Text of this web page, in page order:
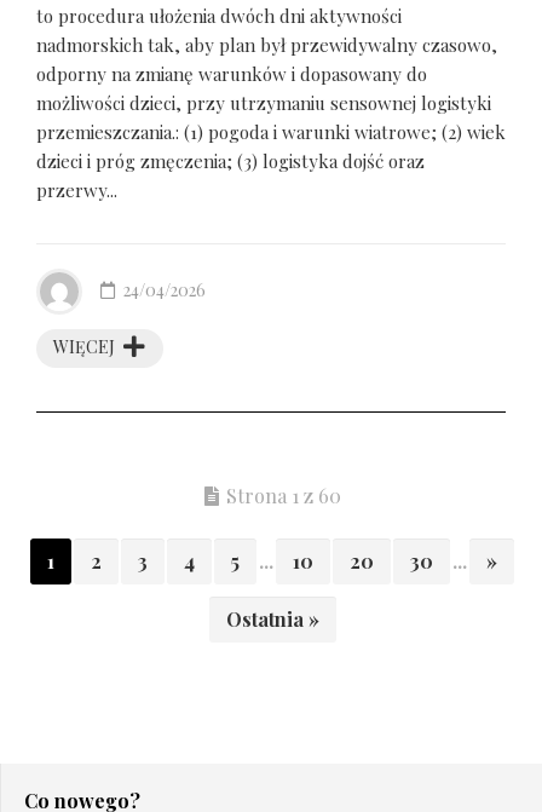
to procedura ułożenia dwóch dni aktywności
nadmorskich tak, aby plan był przewidywalny czasowo,
odporny na zmianę warunków i dopasowany do
możliwości dzieci, przy utrzymaniu sensownej logistyki
przemieszczania.: (1) pogoda i warunki wiatrowe; (2) wiek
dzieci i próg zmęczenia; (3) logistyka dojść oraz
przerwy...
WIĘCEJ
24/04/2026
Strona 1 z 60
1 2 3 4 5 ... 10 20 30 ... »
Ostatnia »
Co nowego?